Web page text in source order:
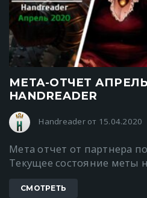
МЕТА-ОТЧЕТ
HANDREADER
Handreader от 15.04.2020
Мета отчет от партнера
Текущее состояние меты
СМОТРЕТЬ